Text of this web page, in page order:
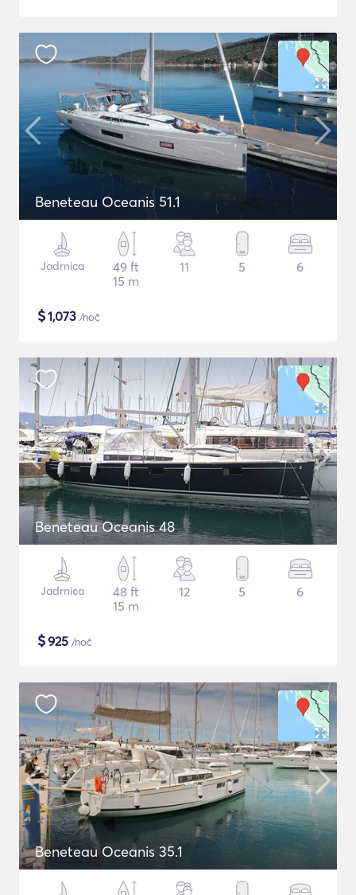
Beneteau Oceanis 51.1
Jadrnica
49 ft
15 m
11 5 6
$1,073 /noč
Beneteau Oceanis 48
Jadrnica
48 ft
15 m
12 5 6
$925 /noč
Beneteau Oceanis 35.1